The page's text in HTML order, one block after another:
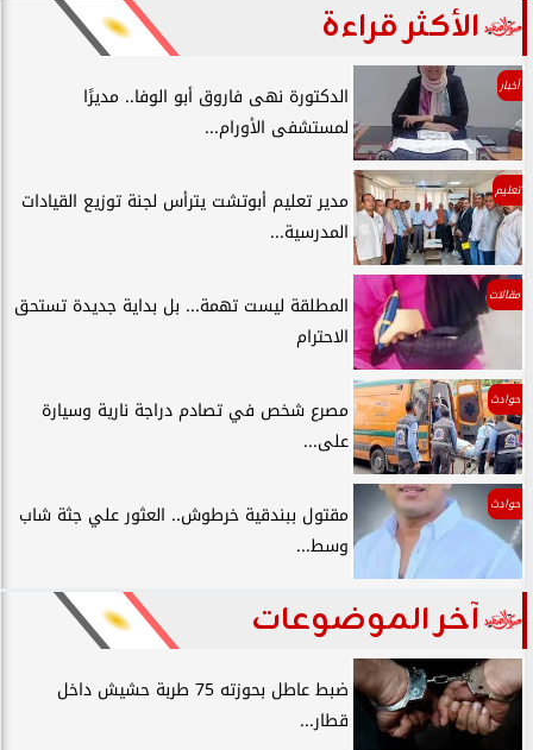
الأكثر قراءة
أخبار
الدكتورة نهى فاروق أبو الوفا.. مديرًا
لمستشفى الأورام...
تعليم
مدير تعليم أبوتشت يترأس لجنة توزيع القيادات
المدرسية...
مقالات
المطلقة ليست تهمة... بل بداية جديدة تستحق
الاحترام
حوادث
مصرع شخص في تصادم دراجة نارية وسيارة
على...
حوادث
مقتول ببندقية خرطوش.. العثور علي جثة شاب
وسط...
آخر الموضوعات
ضبط عاطل بحوزته 75 طربة حشيش داخل
قطار...